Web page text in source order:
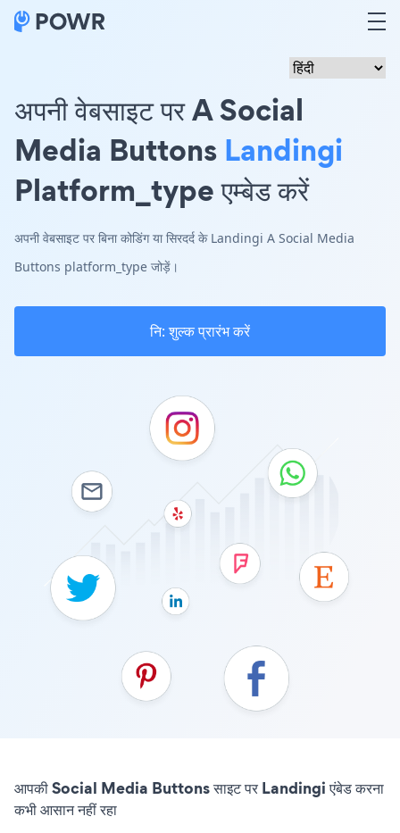
अपनी वेबसाइट पर A Social
Media Buttons Landingi
Platform_type एम्बेड करें
अपनी वेबसाइट पर बिना कोडिंग या सिरदर्द के Landingi A Social Media
Buttons platform_type जोड़ें।
नि: शुल्क प्रारंभ करें
आपकी Social Media Buttons साइट पर Landingi एंबेड करना
कभी आसान नहीं रहा